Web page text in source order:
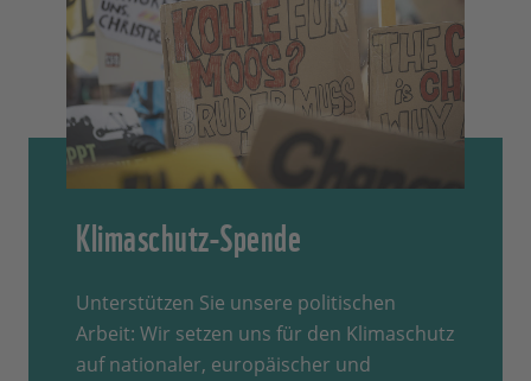
Klimaschutz-Spende
Unterstützen Sie unsere politischen
Arbeit: Wir setzen uns für den Klimaschutz
auf nationaler, europäischer und